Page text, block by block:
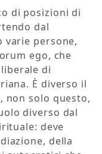
di posizioni di
dal
varie persone,
ego, che
di
È diverso il
solo questo,
diverso dal
deve
della